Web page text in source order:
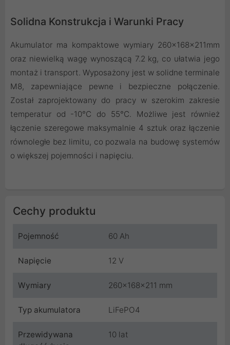
Solidna Konstrukcja i Warunki Pracy
Akumulator ma kompaktowe wymiary 260x168x211mm
oraz niewielką wagę wynoszącą 7.2 kg, co ułatwia jego
montaż i transport. Wyposażony jest w solidne terminale
M8, zapewniające pewne i bezpieczne połączenie.
Został zaprojektowany do pracy w szerokim zakresie
temperatur od -10°C do 55°C. Możliwe jest również
łączenie szeregowe maksymalnie 4 sztuk oraz łączenie
równoległe bez limitu, co pozwala na budowę systemów
o większej pojemności i napięciu.
Cechy produktu
Pojemność 60 Ah
Napięcie 12 V
Wymiary 260x168x211 mm
Typ akumulatora LiFePO4
Przewidywana
10 lat